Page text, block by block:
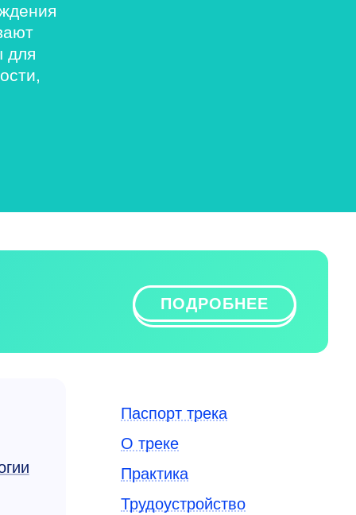
для
ПОДРОБНЕЕ
Паспорт трека
О треке
Практика
Трудоустройство